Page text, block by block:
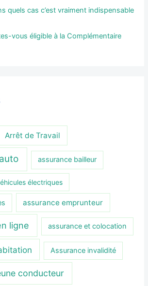
quels cas c’est vraiment indispensable
vous éligible à la Complémentaire
Arrêt de Travail
assurance bailleur
électriques
assurance emprunteur
ligne assurance et colocation
Assurance invalidité
conducteur